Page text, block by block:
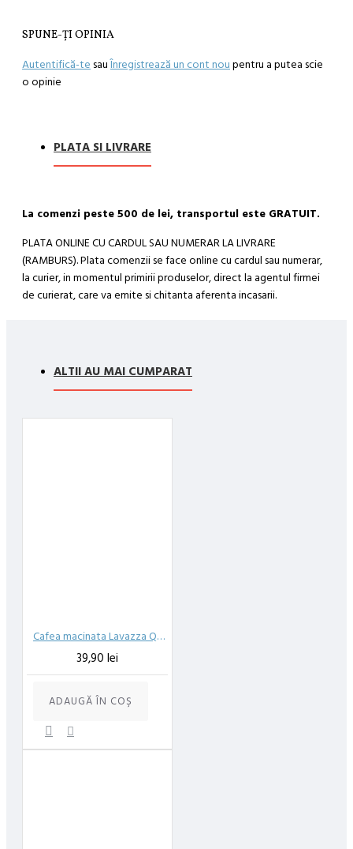
SPUNE-ŢI OPINIA
Autentifică-te sauÎnregistrează un cont nou pentru a putea scie
o opinie
PLATA SI LIVRARE
La comenzi peste 500 de lei, transportul este GRATUIT.
PLATA ONLINE CU CARDUL SAU NUMERAR LA LIVRARE
(RAMBURS). Plata comenzii se face online cu cardul sau numerar,
la curier, in momentul primirii produselor, direct la agentul firmei
de curierat, care va emite si chitanta aferenta incasarii.
compania de curierat, care va livreaza comanda în decursul a 24-
48 ore din momentul confirmarii comenzii, daca aceasta a fost
comanda a fost facuta dupa ora 12:00, sambata sau duminica ne
ALTII AU MAI CUMPARAT
Cafea macinata Lavazza Qualita Oro 250 gr
39,90 lei
ADAUGĂ ÎN COŞ